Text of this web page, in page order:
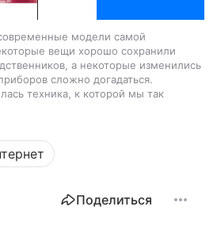
модели самой
вещи хорошо сохранили
а некоторые изменились
сложно догадаться.
техника, к которой мы так
Поделиться